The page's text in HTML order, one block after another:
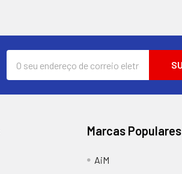
Marcas Populares
AiM